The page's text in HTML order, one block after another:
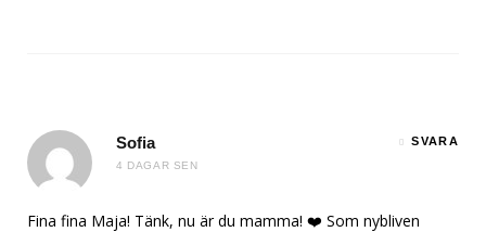
Sofia
4 DAGAR SEN
SVARA
Fina fina Maja! Tänk, nu är du mamma! ❤️ Som nybliven